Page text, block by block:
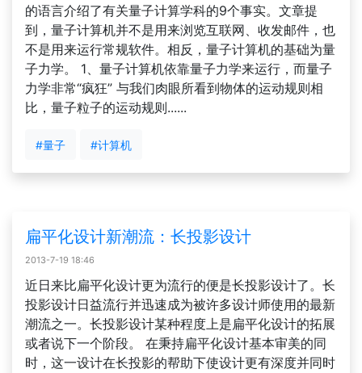
的语言介绍了有关量子计算学科的9个事实。文章提
到，量子计算机并不是用来浏览互联网、收发邮件，也
不是用来运行常规软件。相反，量子计算机的基础为量
子力学。 1、量子计算机依靠量子力学来运行，而量子
力学非常“疯狂” 与我们肉眼所看到物体的运动规则相
比，量子粒子的运动规则......
#量子 #计算机
扁平化设计新潮流：长投影设计
2013-7-19 18:46
近日来比扁平化设计更为流行的便是长投影设计了。长
投影设计日益流行并迅速成为被许多设计师使用的最新
潮流之一。长投影设计某种程度上是扁平化设计的拓展
或者说下一个阶段。 在秉持扁平化设计基本审美的同
时，这一设计在长投影的帮助下使设计更有深度并同时